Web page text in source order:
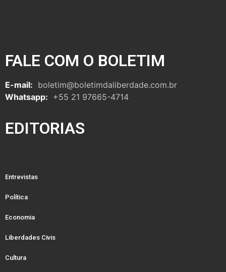
FALE COM O BOLETIM
E-mail: boletim@boletimdaliberdade.com.br
Whatsapp: +55 21 97665-4714
EDITORIAS
Entrevistas
Política
Economia
Liberdades Civis
Cultura